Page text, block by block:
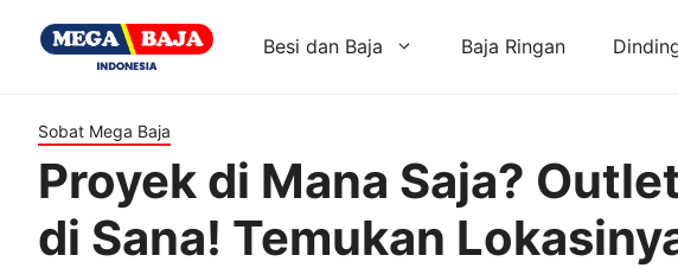
Besi dan Baja Baja Ringan
Sobat Mega Baja
Proyek di Mana Saja?
di Sana! Temukan